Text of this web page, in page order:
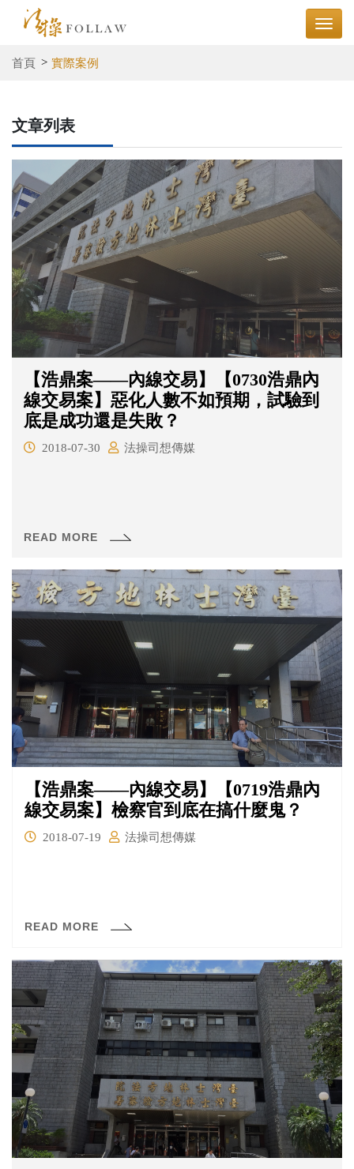
首頁 實際案例
文章列表
【浩鼎案——內線交易】【0730浩鼎內
線交易案】惡化人數不如預期，試驗到
底是成功還是失敗？
2018-07-30 法操司想傳媒
READ MORE
【浩鼎案——內線交易】【0719浩鼎內
線交易案】檢察官到底在搞什麼鬼？
2018-07-19 法操司想傳媒
READ MORE